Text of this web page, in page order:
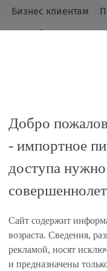
Бизнес клиентам
Grape
Единиц в одном
24
Добро
- импортное
доступа
Сайт содержит
возраста. Сведения,
рекламой, носят
и предназначены